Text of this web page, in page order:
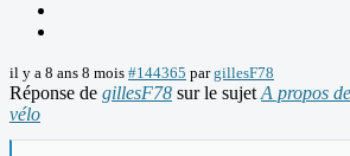
il y a 8 ans 8 mois #144365 pargillesF78
Réponse de gillesF78 sur le sujet A propos
vélo